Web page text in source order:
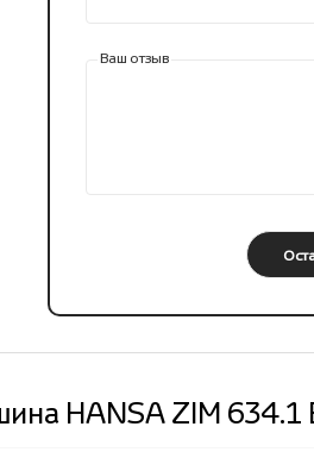
Ваш отзыв
HANSA ZIM 634.1